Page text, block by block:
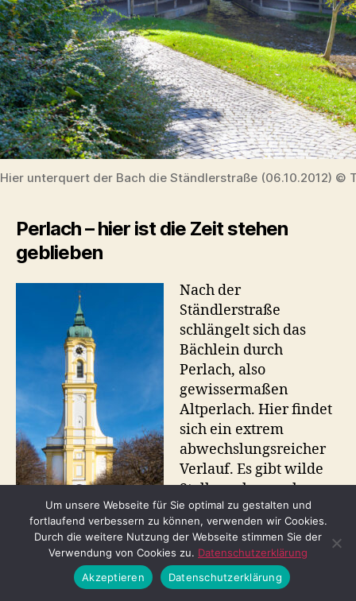
Hier unterquert der Bach die Ständlerstraße (06.10.2012) ©
Perlach – hier ist die Zeit stehen
geblieben
St. Michael am
Pfanzeltplatz
(20.02.2021) © Thomas
Nach der
Ständlerstraße
schlängelt sich das
Bächlein durch
Perlach, also
gewissermaßen
Altperlach. Hier findet
sich ein extrem
abwechslungsreicher
Verlauf. Es gibt wilde
Stellen, aber auch
gezähmte, bei denen
der Bach fast schon
trostlos in einer
schnurgeraden
Betonrinne
Um unsere Webseite für Sie optimal zu gestalten und
fortlaufend verbessern zu können, verwenden wir Cookies.
Durch die weitere Nutzung der Webseite stimmen Sie der
Verwendung von Cookies zu. Datenschutzerklärung
Akzeptieren
Datenschutzerklärung